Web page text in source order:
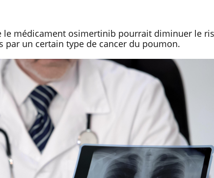
le médicament osimertinib pourrait diminuer le
par un certain type de cancer du poumon.
Pourquoi manger moins
de protéines pourrait
finalement être bénéfique
Mordue
vacances,
le coma